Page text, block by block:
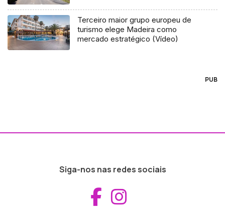
Terceiro maior grupo europeu de
turismo elege Madeira como
mercado estratégico (Vídeo)
PUB
Siga-nos nas redes sociais
Aceder ao